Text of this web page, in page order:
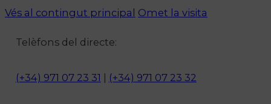
Vés al contingut principal Omet la visita
Telèfons del directe:
(+34) 971 07 23 31 (+34) 971 07 23 32
OCI